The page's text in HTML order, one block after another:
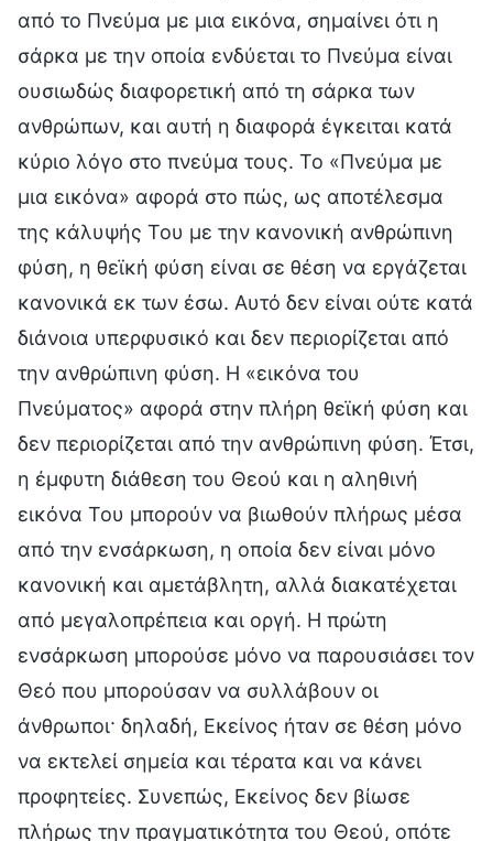
από το Πνεύμα με μια εικόνα, σημαίνει ότι η
σάρκα με την οποία ενδύεται το Πνεύμα είναι
ουσιωδώς διαφορετική από τη σάρκα των
ανθρώπων, και αυτή η διαφορά έγκειται κατά
κύριο λόγο στο πνεύμα τους. Το «Πνεύμα με
μια εικόνα» αφορά στο πώς, ως αποτέλεσμα
της κάλυψής Του με την κανονική ανθρώπινη
φύση, η θεϊκή φύση είναι σε θέση να εργάζεται
κανονικά εκ των έσω. Αυτό δεν είναι ούτε κατά
διάνοια υπερφυσικό και δεν περιορίζεται από
την ανθρώπινη φύση. Η «εικόνα του
Πνεύματος» αφορά στην πλήρη θεϊκή φύση και
δεν περιορίζεται από την ανθρώπινη φύση. Έτσι,
η έμφυτη διάθεση του Θεού και η αληθινή
εικόνα Του μπορούν να βιωθούν πλήρως μέσα
από την ενσάρκωση, η οποία δεν είναι μόνο
κανονική και αμετάβλητη, αλλά διακατέχεται
από μεγαλοπρέπεια και οργή. Η πρώτη
ενσάρκωση μπορούσε μόνο να παρουσιάσει τον
Θεό που μπορούσαν να συλλάβουν οι
άνθρωποι· δηλαδή, Εκείνος ήταν σε θέση μόνο
να εκτελεί σημεία και τέρατα και να κάνει
προφητείες. Συνεπώς, Εκείνος δεν βίωσε
πλήρως την πραγματικότητα του Θεού, οπότε